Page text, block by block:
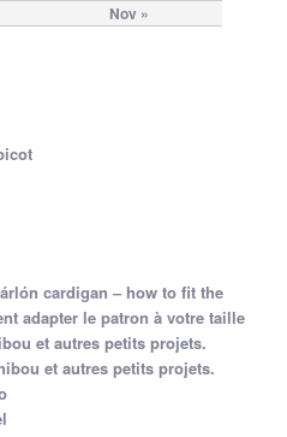
Nov »
cardigan – how to fit the
adapter le patron à votre taille
et autres petits projets.
et autres petits projets.